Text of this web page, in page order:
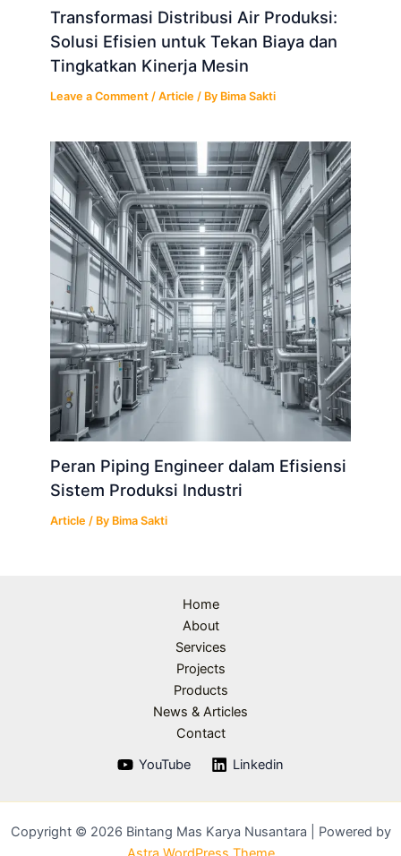
Transformasi Distribusi Air Produksi:
Solusi Efisien untuk Tekan Biaya dan
Tingkatkan Kinerja Mesin
Leave a Comment /Article / By Bima Sakti
Peran Piping Engineer dalam Efisiensi
Sistem Produksi Industri
Article / By Bima Sakti
Home
About
Services
Projects
Products
News & Articles
Contact
YouTube
Linkedin
Copyright © 2026 Bintang Mas Karya Nusantara | Powered by